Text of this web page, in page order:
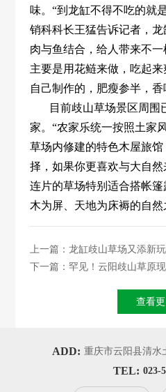
味。“到龙缸不得不吃的就
销科科长王猛告诉记者，
肉与鱼结合，给人带来不
主要是用花鲢来做，吃起
自己制作的，肥瘦参半，香
目前歧山草场景区周围
家。“农家乐统一按照土家
草场内修建的特色木屋旅
择，如果你更喜欢与大自然
连片的草场特别适合搭帐
木为屏、天地为床褥的自然
上一篇：龙缸歧山草场又添新
了···
下一篇：罕见！云阳歧山草原
查看
ADD: 重庆市云阳县清水
TEL: 023-